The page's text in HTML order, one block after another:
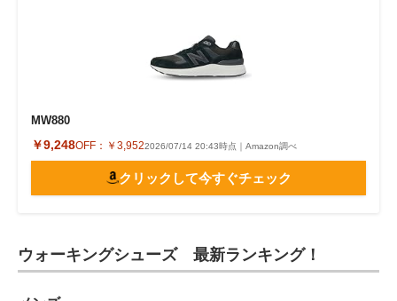
MW880
￥9,248OFF： ￥3,9522026/07/14 20:43時点｜Amazon調べ
クリックして今すぐチェック
ウォーキングシューズ 最新ランキング！